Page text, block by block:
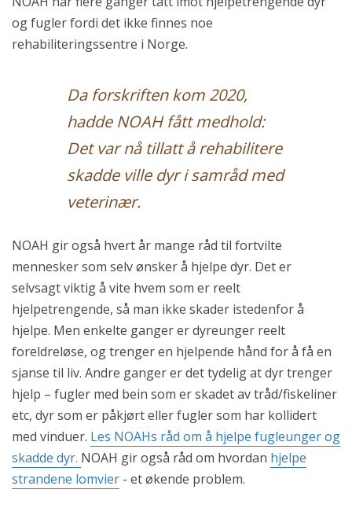
og fugler fordi det ikke finnes noe
rehabiliteringssentre i Norge.
Da forskriften kom 2020,
hadde NOAH fått medhold:
Det var nå tillatt å rehabilitere
skadde ville dyr i samråd med
veterinær.
NOAH gir også hvert år mange råd til fortvilte
mennesker som selv ønsker å hjelpe dyr. Det er
selvsagt viktig å vite hvem som er reelt
hjelpetrengende, så man ikke skader istedenfor å
hjelpe. Men enkelte ganger er dyreunger reelt
foreldreløse, og trenger en hjelpende hånd for å få en
sjanse til liv. Andre ganger er det tydelig at dyr trenger
hjelp – fugler med bein som er skadet av tråd/fiskeliner
etc, dyr som er påkjørt eller fugler som har kollidert
med vinduer. Les NOAHs råd om å hjelpe fugleunger og
skadde dyr. NOAH gir også råd om hvordan hjelpe
strandene lomvier - et økende problem.